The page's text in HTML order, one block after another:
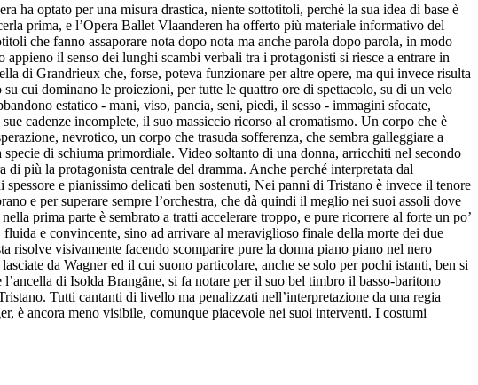
ha optato per una misura drastica, niente sottotitoli, perché la sua idea di base è
prima, e l’Opera Ballet Vlaanderen ha offerto più materiale informativo del
che fanno assaporare nota dopo nota ma anche parola dopo parola, in modo
il senso dei lunghi scambi verbali tra i protagonisti si riesce a entrare in
di Grandrieux che, forse, poteva funzionare per altre opere, ma qui invece risulta
cui dominano le proiezioni, per tutte le quattro ore di spettacolo, su di un velo
estatico - mani, viso, pancia, seni, piedi, il sesso - immagini sfocate,
cadenze incomplete, il suo massiccio ricorso al cromatismo. Un corpo che è
nevrotico, un corpo che trasuda sofferenza, che sembra galleggiare a
di schiuma primordiale. Video soltanto di una donna, arricchiti nel secondo
più la protagonista centrale del dramma. Anche perché interpretata dal
e pianissimo delicati ben sostenuti, Nei panni di Tristano è invece il tenore
e per superare sempre l’orchestra, che dà quindi il meglio nei suoi assoli dove
prima parte è sembrato a tratti accelerare troppo, e pure ricorrere al forte un po’
e convincente, sino ad arrivare al meraviglioso finale della morte dei due
risolve visivamente facendo scomparire pure la donna piano piano nel nero
da Wagner ed il cui suono particolare, anche se solo per pochi istanti, ben si
di Isolda Brangäne, si fa notare per il suo bel timbro il basso-baritono
Tutti cantanti di livello ma penalizzati nell’interpretazione da una regia
è ancora meno visibile, comunque piacevole nei suoi interventi. I costumi